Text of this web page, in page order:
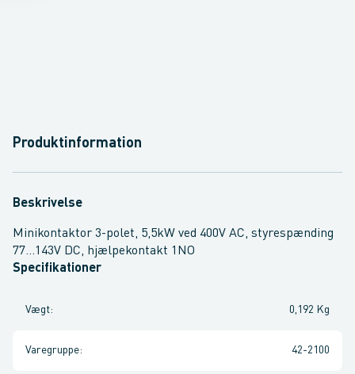
Produktinformation
Beskrivelse
Minikontaktor 3-polet, 5,5kW ved 400V AC, styrespænding
77...143V DC, hjælpekontakt 1NO
Specifikationer
Vægt: 0,192 Kg
Varegruppe: 42-2100